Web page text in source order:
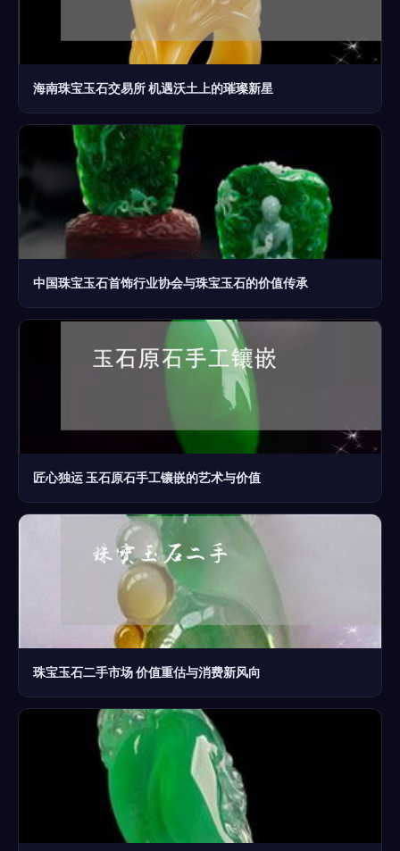
海南珠宝玉石交易所 机遇沃土上的璀璨新星
中国珠宝玉石首饰行业协会与珠宝玉石的价值传承
匠心独运 玉石原石手工镶嵌的艺术与价值
珠宝玉石二手市场 价值重估与消费新风向